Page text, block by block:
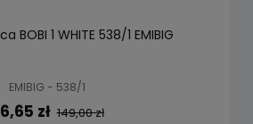
BOBI 1 WHITE 538/1 EMIBIG
EMIBIG - 538/1
zł 149,00 zł